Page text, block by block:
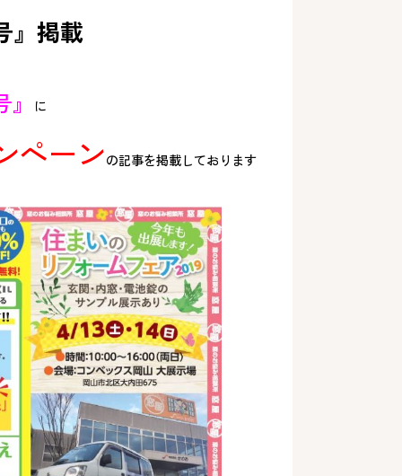
』掲載
に
ペーンの記事を掲載しております